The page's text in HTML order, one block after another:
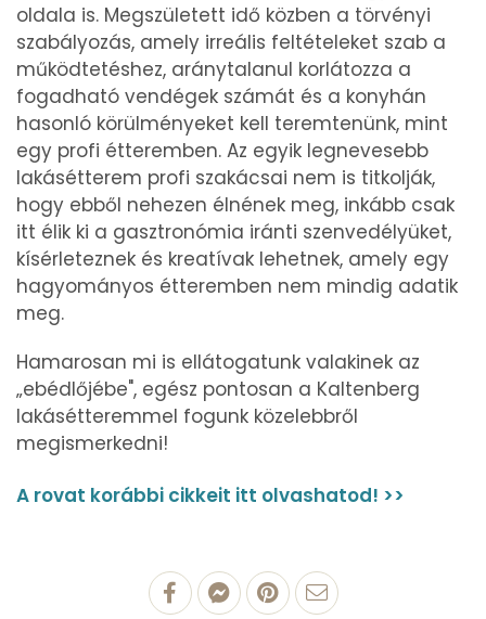
oldala is. Megszületett idő közben a törvényi
szabályozás, amely irreális feltételeket szab a
működtetéshez, aránytalanul korlátozza a
fogadható vendégek számát és a konyhán
hasonló körülményeket kell teremtenünk, mint
egy profi étteremben. Az egyik legnevesebb
lakásétterem profi szakácsai nem is titkolják,
hogy ebből nehezen élnének meg, inkább csak
itt élik ki a gasztronómia iránti szenvedélyüket,
kísérleteznek és kreatívak lehetnek, amely egy
hagyományos étteremben nem mindig adatik
meg.
Hamarosan mi is ellátogatunk valakinek az
„ebédlőjébe", egész pontosan a Kaltenberg
lakásétteremmel fogunk közelebbről
megismerkedni!
A rovat korábbi cikkeit itt olvashatod! >>